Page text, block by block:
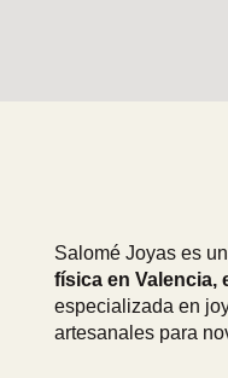
Salomé Joyas es
física en Valencia,
especializada en
artesanales para